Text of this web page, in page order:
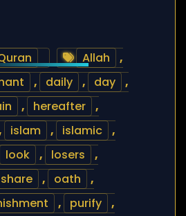
Allah
,
, daily , day
,
, hereafter
,
islam , islamic
,
look , losers
,
, oath
,
, purify
,